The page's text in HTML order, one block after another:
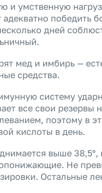
и умственную
победить
дней
мед и имбирь —
средства.
систему
все свои резервы
поэтому в
кислоты в день.
выше 38,5°,
Не
Остальные